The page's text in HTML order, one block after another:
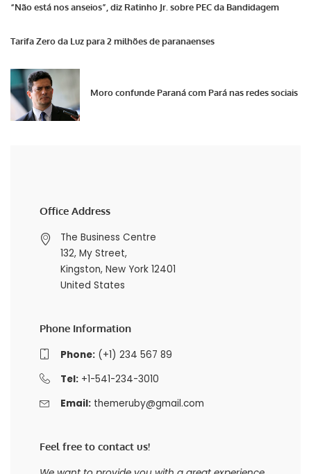
“Não está nos anseios”, diz Ratinho Jr. sobre PEC da Bandidagem
Tarifa Zero da Luz para 2 milhões de paranaenses
Moro confunde Paraná com Pará nas redes sociais
Office Address
The Business Centre
132, My Street,
Kingston, New York 12401
United States
Phone Information
Phone:(+1) 234 567 89
Tel:+1-541-234-3010
Email: themeruby@gmail.com
Feel free to contact us!